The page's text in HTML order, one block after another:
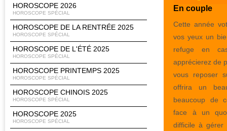
HOROSCOPE 2026
HOROSCOPE SPÉCIAL
HOROSCOPE DE LA RENTRÉE 2025
HOROSCOPE SPÉCIAL
HOROSCOPE DE L'ÉTÉ 2025
HOROSCOPE SPÉCIAL
HOROSCOPE PRINTEMPS 2025
HOROSCOPE SPÉCIAL
HOROSCOPE CHINOIS 2025
HOROSCOPE SPÉCIAL
HOROSCOPE 2025
HOROSCOPE SPÉCIAL
En couple
Cette année
vos yeux un
refuge en
apprécierez de
vous reposer
offrira un
beaucoup de
face à un
difficile à gérer